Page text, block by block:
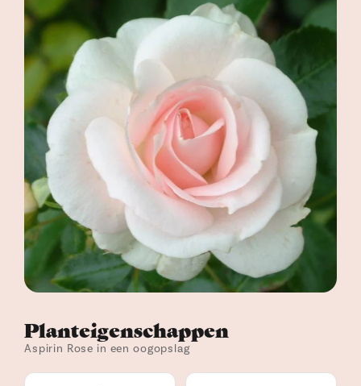
Planteigenschappen
Aspirin Rose in een oogopslag